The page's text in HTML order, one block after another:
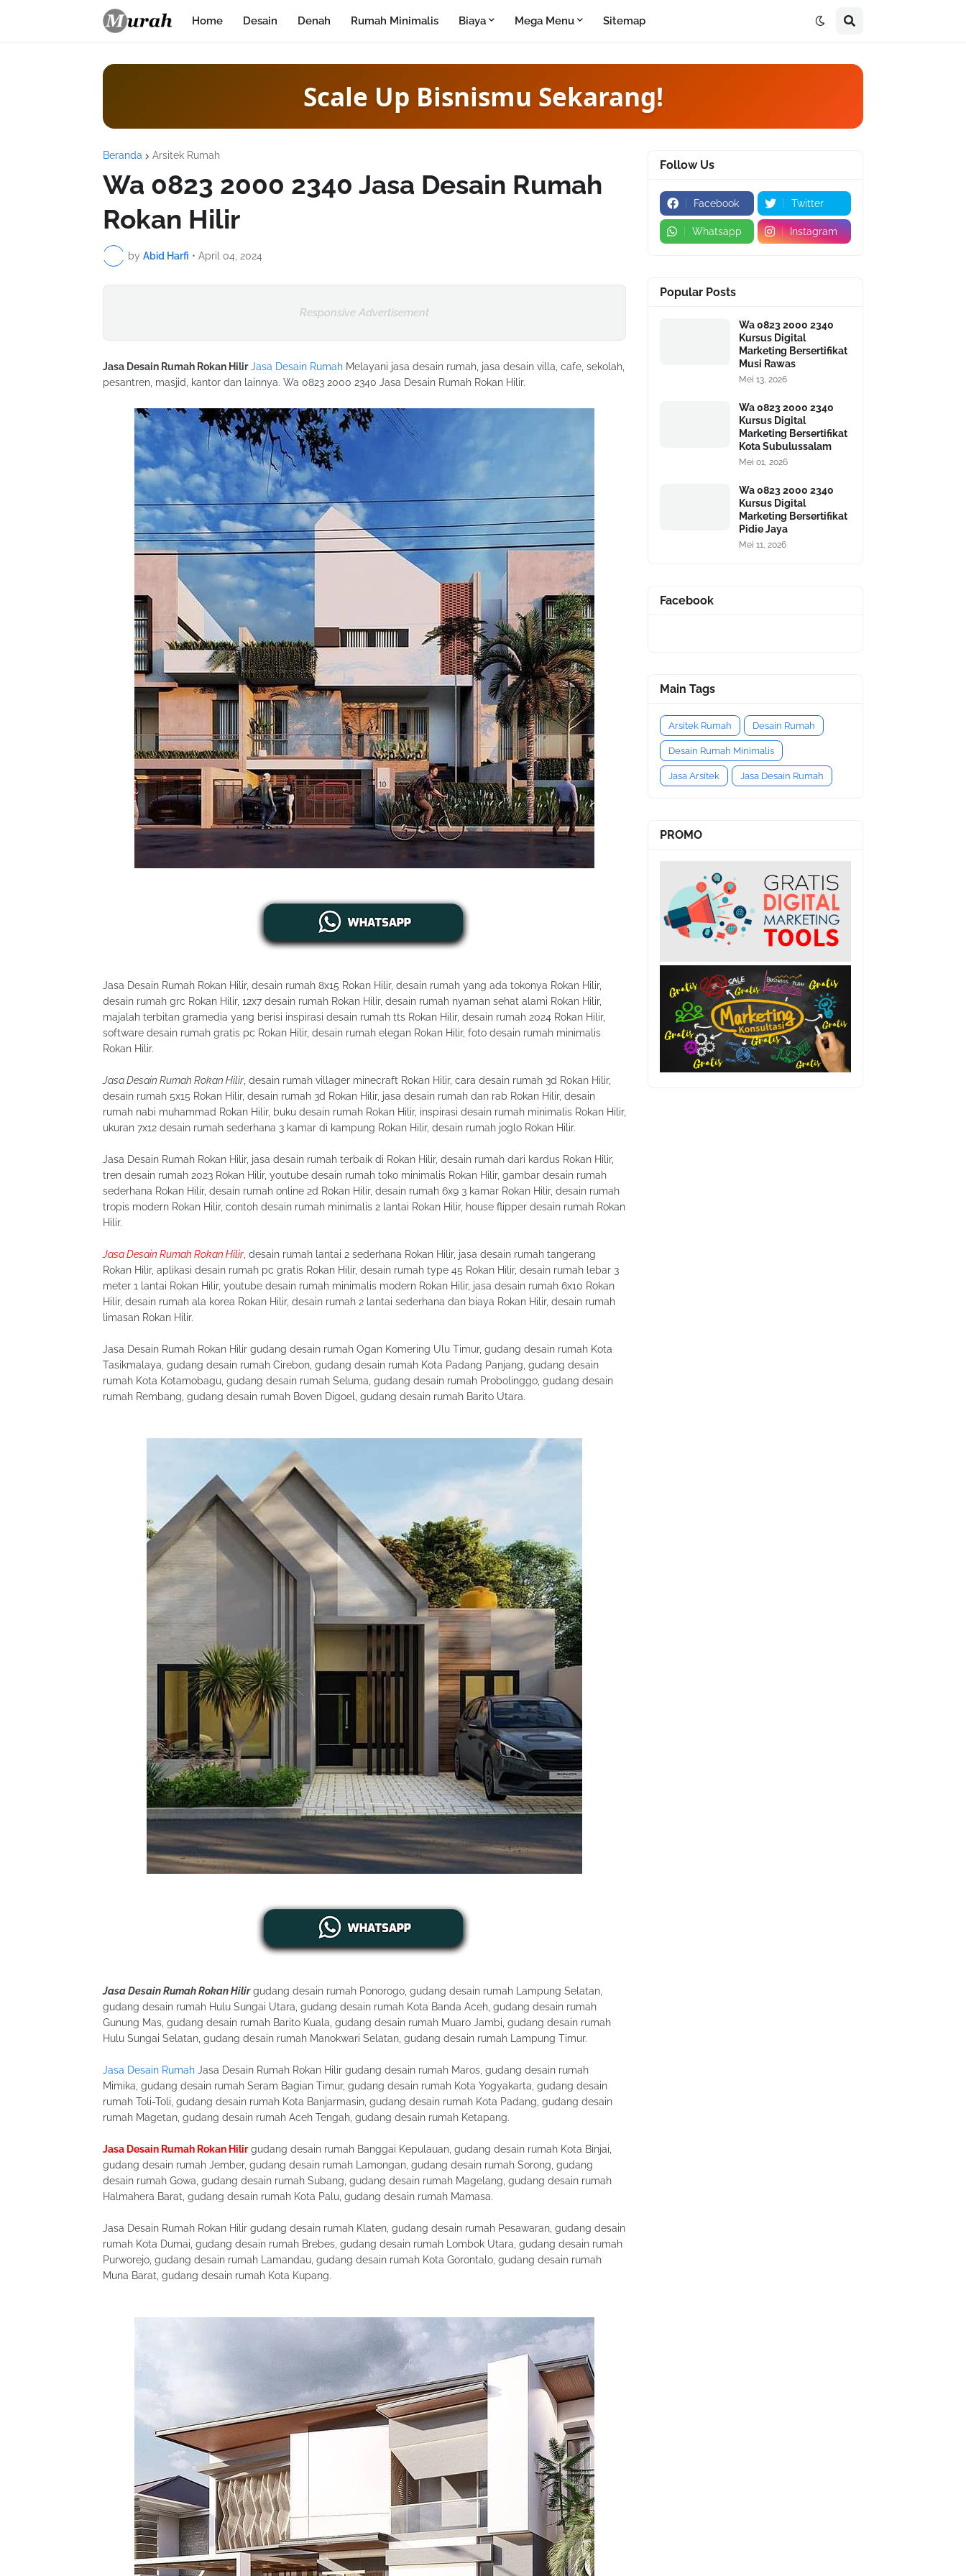
Home Desain Denah Rumah Minimalis Biaya Mega Menu Sitemap
Scale Up Bisnismu Sekarang!
Beranda Arsitek Rumah
Wa 0823 2000 2340 Jasa Desain Rumah
Rokan Hilir
by Abid Harfi • April 04, 2024
Responsive Advertisement
Jasa Desain Rumah Rokan Hilir Jasa Desain Rumah Melayani jasa desain rumah, jasa desain villa, cafe, sekolah,
pesantren, masjid, kantor dan lainnya. Wa 0823 2000 2340 Jasa Desain Rumah Rokan Hilir.
Jasa Desain Rumah Rokan Hilir, desain rumah 8x15 Rokan Hilir, desain rumah yang ada tokonya Rokan Hilir,
desain rumah grc Rokan Hilir, 12x7 desain rumah Rokan Hilir, desain rumah nyaman sehat alami Rokan Hilir,
majalah terbitan gramedia yang berisi inspirasi desain rumah tts Rokan Hilir, desain rumah 2024 Rokan Hilir,
software desain rumah gratis pc Rokan Hilir, desain rumah elegan Rokan Hilir, foto desain rumah minimalis
Rokan Hilir.
Jasa Desain Rumah Rokan Hilir , desain rumah villager minecraft Rokan Hilir, cara desain rumah 3d Rokan Hilir,
desain rumah 5x15 Rokan Hilir, desain rumah 3d Rokan Hilir, jasa desain rumah dan rab Rokan Hilir, desain
rumah nabi muhammad Rokan Hilir, buku desain rumah Rokan Hilir, inspirasi desain rumah minimalis Rokan Hilir,
ukuran 7x12 desain rumah sederhana 3 kamar di kampung Rokan Hilir, desain rumah joglo Rokan Hilir.
Jasa Desain Rumah Rokan Hilir, jasa desain rumah terbaik di Rokan Hilir, desain rumah dari kardus Rokan Hilir,
tren desain rumah 2023 Rokan Hilir, youtube desain rumah toko minimalis Rokan Hilir, gambar desain rumah
sederhana Rokan Hilir, desain rumah online 2d Rokan Hilir, desain rumah 6x9 3 kamar Rokan Hilir, desain rumah
tropis modern Rokan Hilir, contoh desain rumah minimalis 2 lantai Rokan Hilir, house flipper desain rumah Rokan
Hilir.
Jasa Desain Rumah Rokan Hilir , desain rumah lantai 2 sederhana Rokan Hilir, jasa desain rumah tangerang
Rokan Hilir, aplikasi desain rumah pc gratis Rokan Hilir, desain rumah type 45 Rokan Hilir, desain rumah lebar 3
meter 1 lantai Rokan Hilir, youtube desain rumah minimalis modern Rokan Hilir, jasa desain rumah 6x10 Rokan
Hilir, desain rumah ala korea Rokan Hilir, desain rumah 2 lantai sederhana dan biaya Rokan Hilir, desain rumah
limasan Rokan Hilir.
Jasa Desain Rumah Rokan Hilir gudang desain rumah Ogan Komering Ulu Timur, gudang desain rumah Kota
Tasikmalaya, gudang desain rumah Cirebon, gudang desain rumah Kota Padang Panjang, gudang desain
rumah Kota Kotamobagu, gudang desain rumah Seluma, gudang desain rumah Probolinggo, gudang desain
rumah Rembang, gudang desain rumah Boven Digoel, gudang desain rumah Barito Utara.
Jasa Desain Rumah Rokan Hilirgudang desain rumah Ponorogo, gudang desain rumah Lampung Selatan,
gudang desain rumah Hulu Sungai Utara, gudang desain rumah Kota Banda Aceh, gudang desain rumah
Gunung Mas, gudang desain rumah Barito Kuala, gudang desain rumah Muaro Jambi, gudang desain rumah
Hulu Sungai Selatan, gudang desain rumah Manokwari Selatan, gudang desain rumah Lampung Timur.
Jasa Desain Rumah Jasa Desain Rumah Rokan Hilir gudang desain rumah Maros, gudang desain rumah
Mimika, gudang desain rumah Seram Bagian Timur, gudang desain rumah Kota Yogyakarta, gudang desain
rumah Toli-Toli, gudang desain rumah Kota Banjarmasin, gudang desain rumah Kota Padang, gudang desain
rumah Magetan, gudang desain rumah Aceh Tengah, gudang desain rumah Ketapang.
Jasa Desain Rumah Rokan Hilirgudang desain rumah Banggai Kepulauan, gudang desain rumah Kota Binjai,
gudang desain rumah Jember, gudang desain rumah Lamongan, gudang desain rumah Sorong, gudang
desain rumah Gowa, gudang desain rumah Subang, gudang desain rumah Magelang, gudang desain rumah
Halmahera Barat, gudang desain rumah Kota Palu, gudang desain rumah Mamasa.
Jasa Desain Rumah Rokan Hilir gudang desain rumah Klaten, gudang desain rumah Pesawaran, gudang desain
rumah Kota Dumai, gudang desain rumah Brebes, gudang desain rumah Lombok Utara, gudang desain rumah
Purworejo, gudang desain rumah Lamandau, gudang desain rumah Kota Gorontalo, gudang desain rumah
Muna Barat, gudang desain rumah Kota Kupang.
Follow Us
Facebook Twitter
Whatsapp Instagram
Popular Posts
Wa 0823 2000 2340
Kursus Digital
Marketing Bersertifikat
Musi Rawas
Mei 13, 2026
Wa 0823 2000 2340
Kursus Digital
Marketing Bersertifikat
Kota Subulussalam
Mei 01, 2026
Wa 0823 2000 2340
Kursus Digital
Marketing Bersertifikat
Pidie Jaya
Mei 11, 2026
Facebook
Main Tags
Arsitek Rumah Desain Rumah
Desain Rumah Minimalis
Jasa Arsitek Jasa Desain Rumah
PROMO